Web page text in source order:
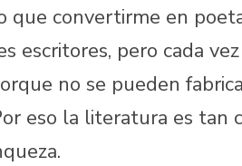
que convertirme en
escritores, pero cada
no se pueden
eso la literatura es tan